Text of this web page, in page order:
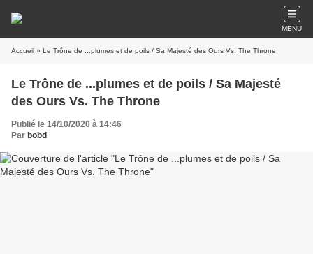
MENU
Accueil » Le Trône de ...plumes et de poils / Sa Majesté des Ours Vs. The Throne
Le Trône de ...plumes et de poils / Sa Majesté
des Ours Vs. The Throne
Publié le 14/10/2020 à 14:46
Par bobd